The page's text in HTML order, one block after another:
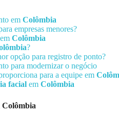
em Colômbia
empresas menores?
Colômbia
?
opção para registro de ponto?
para modernizar o negócio
para a equipe em
facial em Colômbia
Colômbia